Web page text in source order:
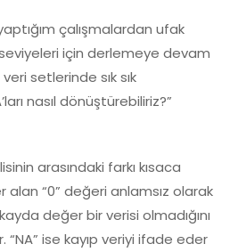
çalışmalardan ufak
için derlemeye devam
setlerinde sık sık
nasıl dönüştürebiliriz?”
arasındaki farkı kısaca
alan “0” değeri anlamsız olarak
değer bir verisi olmadığını
ise kayıp veriyi ifade eder